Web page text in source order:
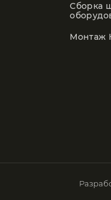
Сборка
Монтаж